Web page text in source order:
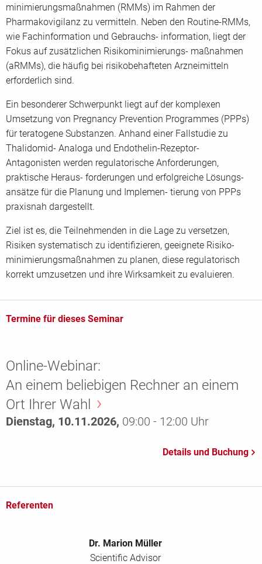
minimierungsmaßnahmen (RMMs) im Rahmen der
Pharmakovigilanz zu vermitteln. Neben den Routine-RMMs,
wie Fachinformation und Gebrauchs- information, liegt der
Fokus auf zusätzlichen Risikominimierungs- maßnahmen
(aRMMs), die häufig bei risikobehafteten Arzneimitteln
erforderlich sind.
Ein besonderer Schwerpunkt liegt auf der komplexen
Umsetzung von Pregnancy Prevention Programmes (PPPs)
für teratogene Substanzen. Anhand einer Fallstudie zu
Thalidomid- Analoga und Endothelin-Rezeptor-
Antagonisten werden regulatorische Anforderungen,
praktische Heraus- forderungen und erfolgreiche Lösungs-
ansätze für die Planung und Implemen- tierung von PPPs
praxisnah dargestellt.
Ziel ist es, die Teilnehmenden in die Lage zu versetzen,
Risiken systematisch zu identifizieren, geeignete Risiko-
minimierungsmaßnahmen zu planen, diese regulatorisch
korrekt umzusetzen und ihre Wirksamkeit zu evaluieren.
Termine für dieses Seminar
Online-Webinar:
An einem beliebigen Rechner an einem
Ort Ihrer Wahl
Dienstag, 10.11.2026, 09:00 - 12:00 Uhr
Referenten
Dr. Marion Müller
Scientific Advisor